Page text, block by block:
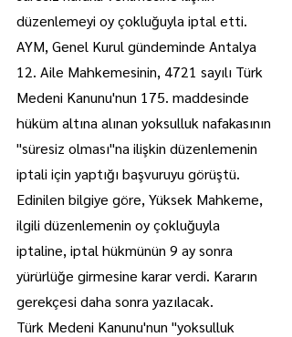
düzenlemeyi oy çokluğuyla iptal etti.
AYM, Genel Kurul gündeminde Antalya
12. Aile Mahkemesinin, 4721 sayılı Türk
Medeni Kanunu'nun 175. maddesinde
hüküm altına alınan yoksulluk nafakasının
"süresiz olması"na ilişkin düzenlemenin
iptali için yaptığı başvuruyu görüştü.
Edinilen bilgiye göre, Yüksek Mahkeme,
ilgili düzenlemenin oy çokluğuyla
iptaline, iptal hükmünün 9 ay sonra
yürürlüğe girmesine karar verdi. Kararın
gerekçesi daha sonra yazılacak.
Türk Medeni Kanunu'nun "yoksulluk